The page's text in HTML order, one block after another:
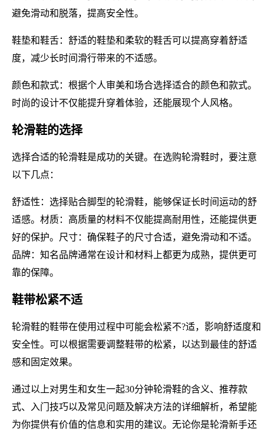
避免滑动和脱落，提高安全性。
鞋垫和鞋舌：舒适的鞋垫和柔软的鞋舌可以提高穿着舒适
度，减少长时间滑行带来的不适感。
颜色和款式：根据个人审美和场合选择适合的颜色和款式。
时尚的设计不仅能提升穿着体验，还能展现个人风格。
轮滑鞋的选择
选择合适的轮滑鞋是成功的关键。在选购轮滑鞋时，要注意
以下几点：
舒适性：选择贴合脚型的轮滑鞋，能够保证长时间运动的舒
适感。材质：高质量的材料不仅能提高耐用性，还能提供更
好的保护。尺寸：确保鞋子的尺寸合适，避免滑动和不适。
品牌：知名品牌通常在设计和材料上都更为成熟，提供更可
靠的保障。
鞋带松紧不适
轮滑鞋的鞋带在使用过程中可能会松紧不?适，影响舒适度和
安全性。可以根据需要调整鞋带的松紧，以达到最佳的舒适
感和固定效果。
通过以上对男生和女生一起30分钟轮滑鞋的含义、推荐款
式、入门技巧以及常见问题及解决方法的详细解析，希望能
为你提供有价值的信息和实用的建议。无论你是轮滑新手还